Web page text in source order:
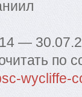
—
по
wycliffe-